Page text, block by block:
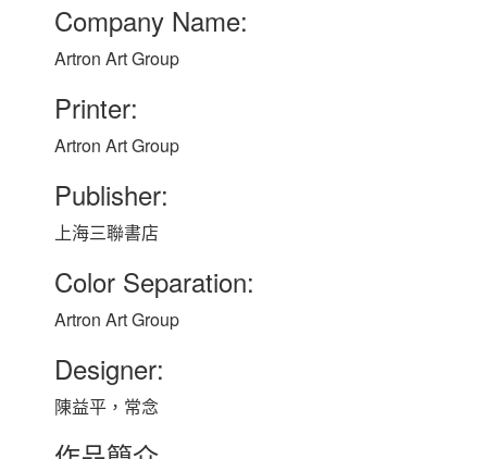
Company Name:
Artron Art Group
Printer:
Artron Art Group
Publisher:
上海三聯書店
Color Separation:
Artron Art Group
Designer:
陳益平，常念